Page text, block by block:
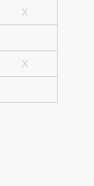
X
X